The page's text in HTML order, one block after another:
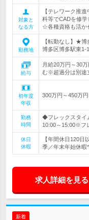
対象と
なる方
【テレワーク推
科等でCADを修
☆各種資格も活か
勤務地
【転勤なし】★
博多区博多駅東1-
給与
月給20万円～30
む※超過分は別途
初年度
年収
300万円～450万円
勤務
時間
◆フレックスタイ
10:00～15:00※フ
休日
休暇
【年間休日120日
季／年末年始休暇
求人詳細を見る
新着